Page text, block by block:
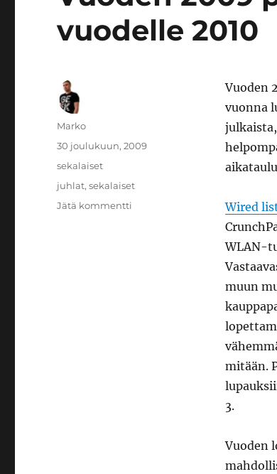
vuodelle 2010
Vuoden
vuonna
Wired
WLAN-
muun
mitään.
3.
Vuoden
Kirjoittaja
Marko
Julkaistu
30 joulukuun, 2009
Kategoriat
sekalaiset
Avainsanat
juhlat,sekalaiset
Jätä kommentti